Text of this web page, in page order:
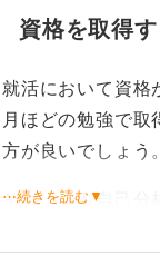
資格を取得
就活において資格
月ほどの勉強で
方が良いでしょう
それよりも自己分
⋯続きを読む▼